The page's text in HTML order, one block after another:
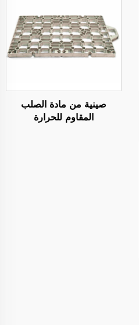
صينية من مادة الصلب
المقاوم للحرارة